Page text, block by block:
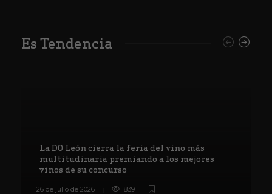
Es Tendencia
La DO León cierra la feria del vino más
multitudinaria premiando a los mejores
vinos de su concurso
26 de julio de 2026 839